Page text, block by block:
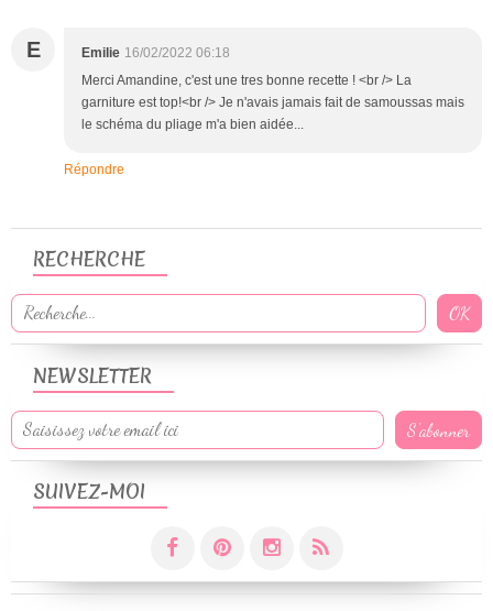
E Emilie 16/02/2022 06:18
Merci Amandine, c'est une tres bonne recette ! <br /> La
garniture est top!<br /> Je n'avais jamais fait de samoussas mais
le schéma du pliage m'a bien aidée...
Répondre
NEWSLETTER
SUIVEZ-MOI
RECHERCHE